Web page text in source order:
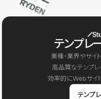
テンプレ
業種・業界やサイ
高品質なテンプレ
効率的にWebサイ
テンプ